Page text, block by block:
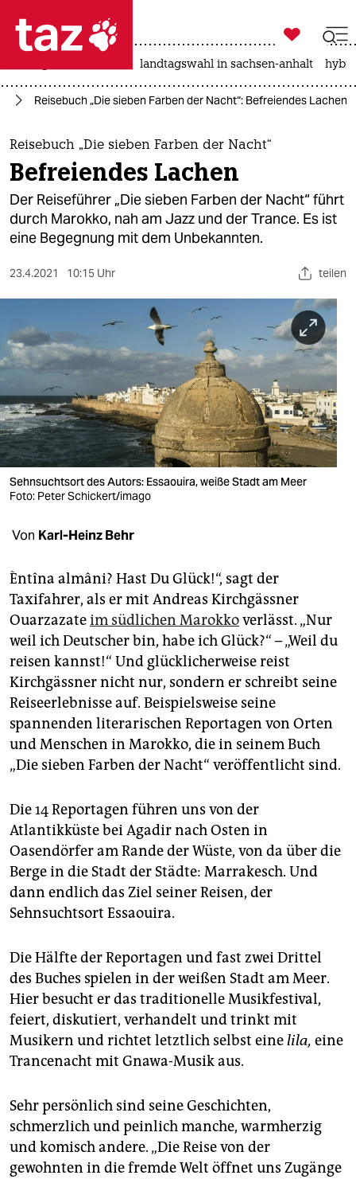
 taz zahl ich
taz zahl ich
themen
politik
öko
gesellschaft
sport
berlin
nord
wahrheit
verlag
verlag
veranstaltungen
fragen & hilfe
unterstützen
abo
genossenschaft
epaper login

taz zahl ich
landtagswahl in sachsen-anhalt
Reisebuch „Die sieben Farben der Nacht“: Befreiendes Lachen
Reisebuch „Die sieben Farben der Nacht“
Befreiendes Lachen
Der Reiseführer „Die sieben Farben der Nacht“ führt
durch Marokko, nah am Jazz und der Trance. Es ist
eine Begegnung mit dem Unbekannten.
23.4.2021 10:15 Uhr teilen
Sehnsuchtsort des Autors: Essaouira, weiße Stadt am Meer
Foto: Peter Schickert/imago
Von Karl-Heinz Behr
Èntîna almâni? Hast Du Glück!“, sagt der
Taxifahrer, als er mit ­Andreas Kirchgässner
Ouarzazateim südlichen Marokkoverlässt. „Nur
weil ich Deutscher bin, habe ich Glück?“ – „Weil du
reisen kannst!“ Und glücklicherweise reist
Kirchgässner nicht nur, sondern er schreibt seine
Reiseerlebnisse auf. Beispielsweise seine
spannenden literarischen Reportagen von Orten
und Menschen in Marokko, die in seinem Buch
„Die sieben Farben der Nacht“ veröffentlicht sind.
Die 14 Reportagen führen uns von der
Atlantikküste bei Agadir nach Osten in
Oasendörfer am Rande der Wüste, von da über die
Berge in die Stadt der Städte: Marrakesch. Und
dann endlich das Ziel seiner Reisen, der
Sehnsuchtsort Essaouira.
Die Hälfte der Reportagen und fast zwei Drittel
des Buches spielen in der weißen Stadt am Meer.
Hier besucht er das traditionelle Musikfestival,
feiert, diskutiert, verhandelt und trinkt mit
Musikern und richtet letztlich selbst einelila, eine
Trancenacht mit Gnawa-Musik aus.
Sehr persönlich sind seine Geschichten,
schmerzlich und peinlich manche, warmherzig
und komisch andere. „Die Reise von der
gewohnten in die fremde Welt öffnet uns Zugänge